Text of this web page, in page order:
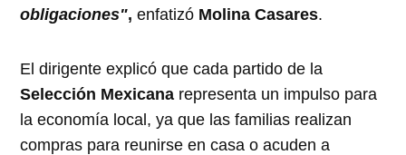
obligaciones", enfatizó Molina Casares.
El dirigente explicó que cada partido de la
Selección Mexicana representa un impulso para
la economía local, ya que las familias realizan
compras para reunirse en casa o acuden a